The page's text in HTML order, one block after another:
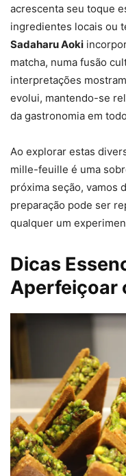
acrescenta seu toque
ingredientes locais ou
Sadaharu Aoki
matcha, numa fusão
interpretações
evolui, mantendo-se
da gastronomia em
Ao explorar estas
mille-feuille é uma
próxima seção, vamos
preparação pode ser
qualquer um
Dicas
Aperfeiçoar